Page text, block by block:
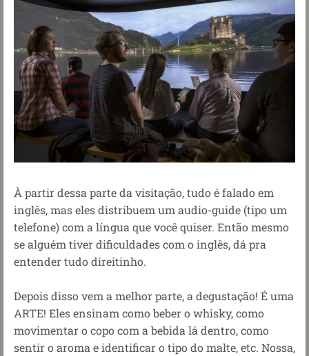
À partir dessa parte da visitação, tudo é falado em
inglês, mas eles distribuem um audio-guide (tipo um
telefone) com a língua que você quiser. Então mesmo
se alguém tiver dificuldades com o inglês, dá pra
entender tudo direitinho.
Depois disso vem a melhor parte, a degustação! É uma
ARTE! Eles ensinam como beber o whisky, como
movimentar o copo com a bebida lá dentro, como
sentir o aroma e identificar o tipo do malte, etc. Nossa,